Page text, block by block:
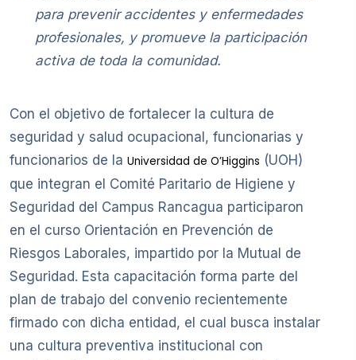
para prevenir accidentes y enfermedades
profesionales, y promueve la participación
activa de toda la comunidad.
Con el objetivo de fortalecer la cultura de
seguridad y salud ocupacional, funcionarias y
funcionarios de la Universidad de O’Higgins (UOH)
que integran el Comité Paritario de Higiene y
Seguridad del Campus Rancagua participaron
en el curso Orientación en Prevención de
Riesgos Laborales, impartido por la Mutual de
Seguridad. Esta capacitación forma parte del
plan de trabajo del convenio recientemente
firmado con dicha entidad, el cual busca instalar
una cultura preventiva institucional con